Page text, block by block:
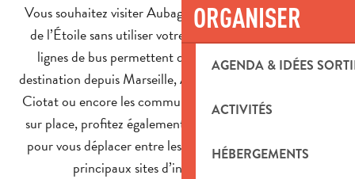
ORGANISER
AGENDA & IDÉES
ACTIVITÉS
HÉBERGEMENTS
Vous souhaitez visiter Aubagne et le Pays d’Aubagne et
de l’Étoile sans utiliser votre voiture ? De nombreuses
lignes de bus permettent de rejoindre facilement la
destination depuis Marseille, Aix-en-Provence, Cassis, La
Ciotat ou encore les communes environnantes. Une fois
sur place, profitez également d’un réseau de bus gratuit
pour vous déplacer entre les villages, les quartiers et les
principaux sites d’intérêt du territoire.